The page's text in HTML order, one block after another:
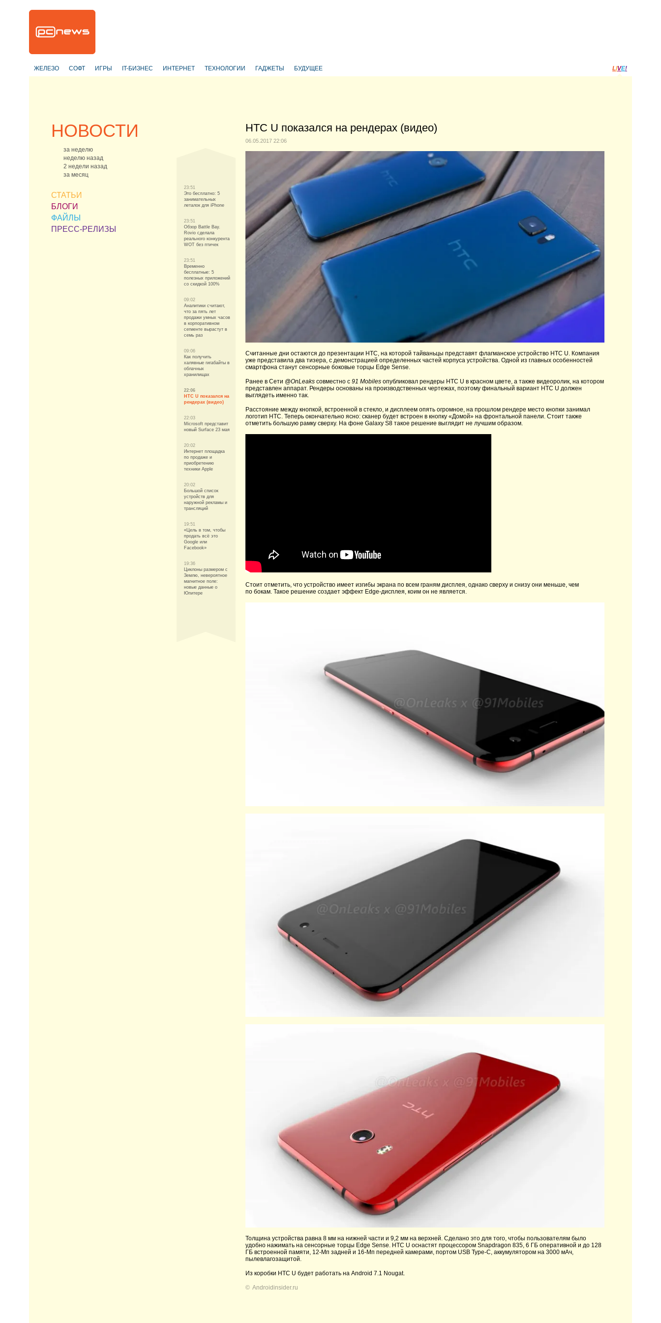
ЖЕЛЕЗО СОФТ ИГРЫ IT-БИЗНЕС ИНТЕРНЕТ ТЕХНОЛОГИИ ГАДЖЕТЫ БУДУЩЕЕ LIVE!
НОВОСТИ
за неделю
неделю назад
2 недели назад
за месяц
СТАТЬИ
БЛОГИ
ФАЙЛЫ
ПРЕСС-РЕЛИЗЫ
23:51
Это бесплатно: 5
занимательных
леталок для iPhone
23:51
Обзор Battle Bay.
Rovio сделала
реального конкурента
WOT без птичек
23:51
Временно
бесплатные: 5
полезных приложений
со скидкой 100%
09:02
Аналитики считают,
что за пять лет
продажи умных часов
в корпоративном
сегменте вырастут в
семь раз
09:06
Как получить
халявные гигабайты в
облачных
хранилищах
22:06
HTC U показался на
рендерах (видео)
22:03
Microsoft представит
новый Surface 23 мая
20:02
Интернет площадка
по продаже и
приобретению
техники Apple
20:02
Большой список
устройств для
наружной рекламы и
трансляций
19:51
«Цель в том, чтобы
продать всё это
Google или
Facebook»
19:36
Циклоны размером с
Землю, невероятное
магнитное поле:
новые данные о
Юпитере
HTC U показался на рендерах (видео)
06.05.2017 22:06
Считанные дни остаются до презентации HTC, на которой тайваньцы представят флагманское устройство HTC U. Компания
уже представила два тизера, с демонстрацией определенных частей корпуса устройства. Одной из главных особенностей
смартфона станут сенсорные боковые торцы Edge Sense.
Ранее в Сети @OnLeaks совместно с 91 Mobiles опубликовал рендеры HTC U в красном цвете, а также видеоролик, на котором
представлен аппарат. Рендеры основаны на производственных чертежах, поэтому финальный вариант HTC U должен
выглядеть именно так.
Расстояние между кнопкой, встроенной в стекло, и дисплеем опять огромное, на прошлом рендере место кнопки занимал
логотип HTC. Теперь окончательно ясно: сканер будет встроен в кнопку «Домой» на фронтальной панели. Стоит также
отметить большую рамку сверху. На фоне Galaxy S8 такое решение выглядит не лучшим образом.
Стоит отметить, что устройство имеет изгибы экрана по всем граням дисплея, однако сверху и снизу они меньше, чем
по бокам. Такое решение создает эффект Edge-дисплея, коим он не является.
Толщина устройства равна 8 мм на нижней части и 9,2 мм на верхней. Сделано это для того, чтобы пользователям было
удобно нажимать на сенсорные торцы Edge Sense. HTC U оснастят процессором Snapdragon 835, 6 ГБ оперативной и до 128
ГБ встроенной памяти, 12-Мп задней и 16-Мп передней камерами, портом USB Type-C, аккумулятором на 3000 мАч,
пылевлагозащитой.
Из коробки HTC U будет работать на Android 7.1 Nougat.
© Androidinsider.ru